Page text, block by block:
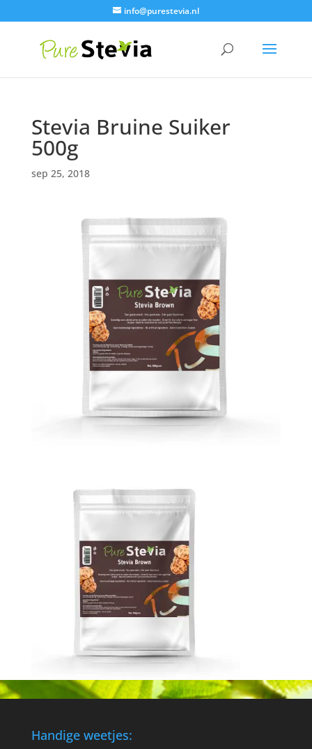
info@purestevia.nl
Stevia Bruine Suiker
500g
sep 25, 2018
Handige weetjes: